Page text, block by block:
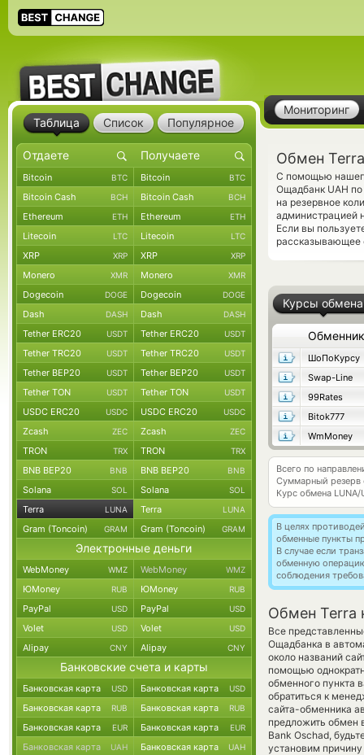
Мониторинг
Обмен
С помощью
Ощадбанк UAH
на резервное
администрацией
Если вы
рассказывающее
Курсы обмена
Обменник
ШоПоКурсу
Swap-Line
99Rates
Bitok777
WmMoney
Всего по
Суммарный резерв
Курс обмена LUNA/
В целях
обменные пункты
В случае если
обменную
соблюдения
Обмен Terra
Все
Ощадбанка в
около названий
помощью
обменного пункта
обратиться к
сайта-обменника
предложить обмен
Bank Oschad,
установим
Таблица Список Популярное
Bitcoin BTC Bitcoin BTC
Bitcoin Cash BCH Bitcoin Cash BCH
Ethereum ETH Ethereum ETH
Litecoin LTC Litecoin LTC
XRP XRP XRP XRP
Monero XMR Monero XMR
Dogecoin DOGE Dogecoin DOGE
Dash DASH Dash DASH
Tether ERC20 USDT Tether ERC20 USDT
Tether TRC20 USDT Tether TRC20 USDT
Tether BEP20 USDT Tether BEP20 USDT
Tether TON USDT Tether TON USDT
USDC ERC20 USDC USDC ERC20 USDC
Zcash ZEC Zcash ZEC
TRON TRX TRON TRX
BNB BEP20 BNB BNB BEP20 BNB
Solana SOL Solana SOL
Terra LUNA Terra LUNA
Gram (Toncoin) GRAM Gram (Toncoin) GRAM
Электронные деньги
WebMoney WMZ WebMoney WMZ
ЮMoney RUB ЮMoney RUB
PayPal USD PayPal USD
Volet USD Volet USD
Alipay CNY Alipay CNY
Банковские счета и карты
Банковская карта USD Банковская карта USD
Банковская карта RUB Банковская карта RUB
Банковская карта EUR Банковская карта EUR
Банковская карта UAH Банковская карта UAH